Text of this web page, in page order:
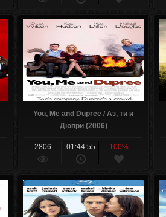
You, Me and Dupree / Аз, ти и
Дюпри (2006)
2806 01:44:55 100%